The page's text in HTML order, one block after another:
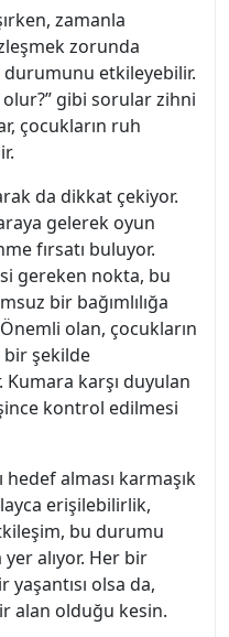
zamanla
zorunda
durumunu etkileyebilir.
gibi sorular zihni
çocukların ruh
da dikkat çekiyor.
gelerek oyun
fırsatı buluyor.
gereken nokta, bu
bir bağımlılığa
olan, çocukların
bir şekilde
Kumara karşı duyulan
kontrol edilmesi
alması karmaşık
erişilebilirlik,
bu durumu
alıyor. Her bir
olsa da,
alan olduğu kesin.